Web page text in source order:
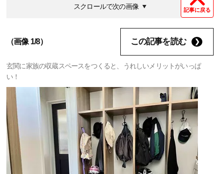
記事に戻る
スクロールで次の画像
（画像 1/8） この記事を読む
玄関に家族の収蔵スペースをつくると、うれしいメリットがいっぱ
い！